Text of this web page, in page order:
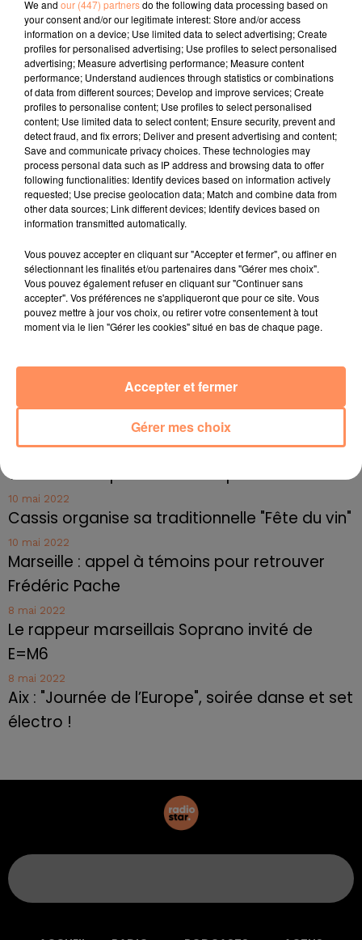
également la présence de l’école EPITECH. Atypique
Studio et Epitech animeront des conférences autour
des métiers et filières.
Infos Pratiques et Billetterie sur :
https://www.facebook.com/LudopolisLaCiotat
Horaires : samedi et dimanche de 10h à 18h
Parking + parking de délestage gratuits au Domaine de
La Tour avec navettes Ciotabus gratuites Entrée
gratuite pour les moins de 7 ans et à partir de 6€ la
journée
fil actus
4 juillet 2022
Radio Star Live avec Dadju
27 juin 2022
Marseille : une application pour mettre en
relation extras et...
Le cocholed pour jouer à la pétanque
jusqu'au bout de la nuit !
Toulon : des quais électrifiés pour 2023 !
10 mai 2022
Cassis organise sa traditionnelle "Fête du vin"
10 mai 2022
Marseille : appel à témoins pour retrouver
Frédéric Pache
8 mai 2022
Le rappeur marseillais Soprano invité de
E=M6
8 mai 2022
Aix : "Journée de l’Europe", soirée danse et set
électro !
We and our (447) partnersdo the following data processing based on
your consent and/or our legitimate interest: Store and/or access
information on a device; Use limited data to select advertising; Create
profiles for personalised advertising; Use profiles to select personalised
advertising; Measure advertising performance; Measure content
performance; Understand audiences through statistics or combinations
of data from different sources; Develop and improve services; Create
profiles to personalise content; Use profiles to select personalised
content; Use limited data to select content; Ensure security, prevent and
detect fraud, and fix errors; Deliver and present advertising and content;
Save and communicate privacy choices. These technologies may
process personal data such as IP address and browsing data to offer
following functionalities: Identify devices based on information actively
requested; Use precise geolocation data; Match and combine data from
other data sources; Link different devices; Identify devices based on
information transmitted automatically.
Vous pouvez accepter en cliquant sur "Accepter et fermer", ou affiner en
sélectionnant les finalités et/ou partenaires dans "Gérer mes choix".
Vous pouvez également refuser en cliquant sur "Continuer sans
accepter". Vos préférences ne s'appliqueront que pour ce site. Vous
pouvez mettre à jour vos choix, ou retirer votre consentement à tout
moment via le lien "Gérer les cookies" situé en bas de chaque page.
Gérer mes choix
Accepter et fermer